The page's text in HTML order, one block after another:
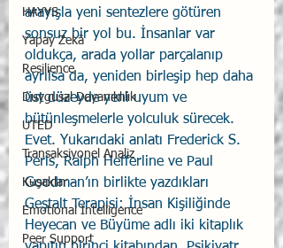
HAYYS
Yapay Zekâ
Resilience
Duygusal Dayanıklılık
UTED
Transaksiyonel Analiz
Kuşaklar
Emotional Intelligence
Peer Support
arayışla yeni sentezlere götüren
sonsuz bir yol bu. İnsanlar var
oldukça, arada yollar parçalanıp
ayrılsa da, yeniden birleşip hep daha
üst düzeyde yeni uyum ve
bütünleşmelerle yolculuk sürecek.
Evet. Yukarıdaki anlatı Frederick S.
Perls, Ralph Hefferline ve Paul
Goodman’ın birlikte yazdıkları
Geştalt Terapisi: İnsan Kişiliğinde
Heyecan ve Büyüme adlı iki kitaplık